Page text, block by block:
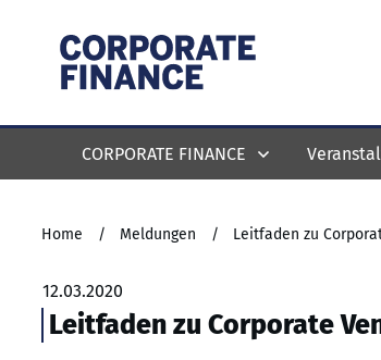
CORPORATE FINANCE
Home / Meldungen / Leitfaden zu
12.03.2020
Leitfaden zu Corporate